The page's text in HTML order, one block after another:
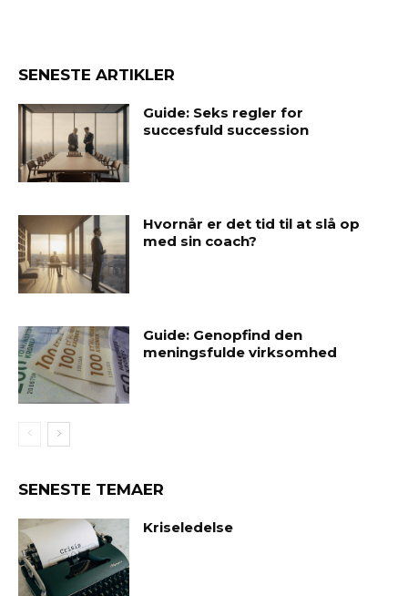
SENESTE ARTIKLER
Guide: Seks regler for
succesfuld succession
Hvornår er det tid til at slå op
med sin coach?
Guide: Genopfind den
meningsfulde virksomhed
SENESTE TEMAER
Kriseledelse